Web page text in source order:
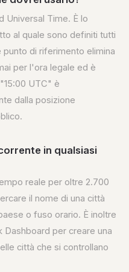
Universal Time. È lo
al quale sono definiti tutti
di riferimento elimina
per l'ora legale ed è
UTC" è
dalla posizione
in qualsiasi
reale per oltre 2.700
il nome di una città
o fuso orario. È inoltre
Dashboard per creare una
città che si controllano